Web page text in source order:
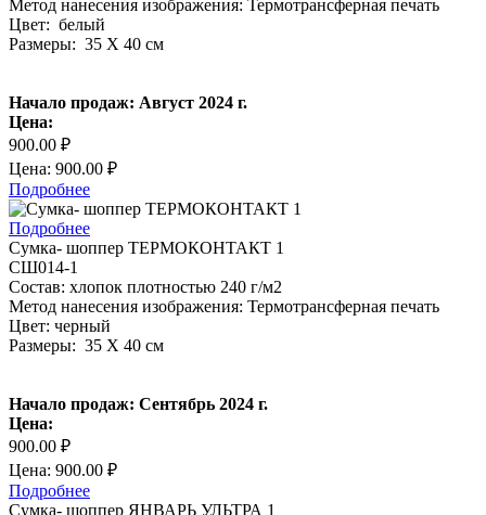
Метод нанесения изображения: Термотрансферная печать
Цвет: белый
Размеры: 35 Х 40 см
Начало продаж: Август 2024 г.
Цена:
900.00 ₽
Цена: 900.00 ₽
Подробнее
Подробнее
Сумка- шоппер ТЕРМОКОНТАКТ 1
СШ014-1
Состав: хлопок плотностью 240 г/м2
Метод нанесения изображения: Термотрансферная печать
Цвет: черный
Размеры: 35 Х 40 см
Начало продаж: Сентябрь 2024 г.
Цена:
900.00 ₽
Цена: 900.00 ₽
Подробнее
Сумка- шоппер ЯНВАРЬ УЛЬТРА 1